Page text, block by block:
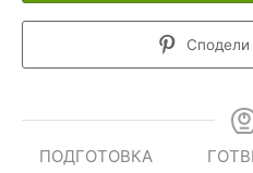
ПОДГОТОВКА